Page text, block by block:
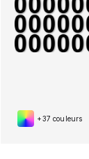
+37 couleurs